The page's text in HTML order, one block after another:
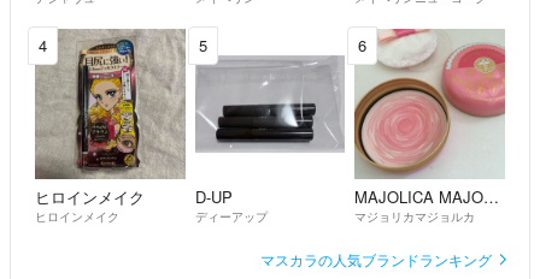
4
ヒロインメイク
ヒロインメイク
5
D-UP
ディーアップ
6
MAJOLICA MAJORCA
マジョリカマジョルカ
マスカラの人気ブランドランキング